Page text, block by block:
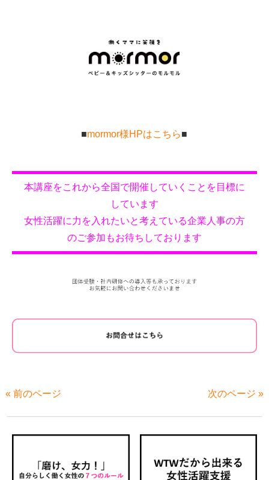
■mormor様HPはこちら■
本講座をこれから全国で開催していくことを目標に
しています
女性活躍に力を入れたいと考えている企業人事の方
のご参加もお待ちしております
« 前のページ 次のページ »